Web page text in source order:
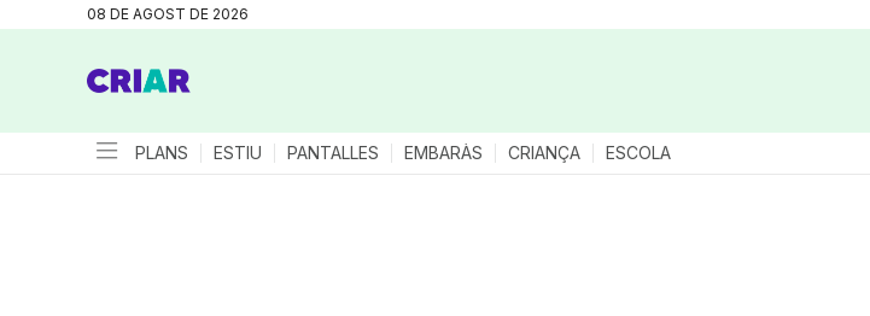
08 DE AGOST DE 2026
PLANS ESTIU PANTALLES EMBARÀS CRIANÇA ESCOLA